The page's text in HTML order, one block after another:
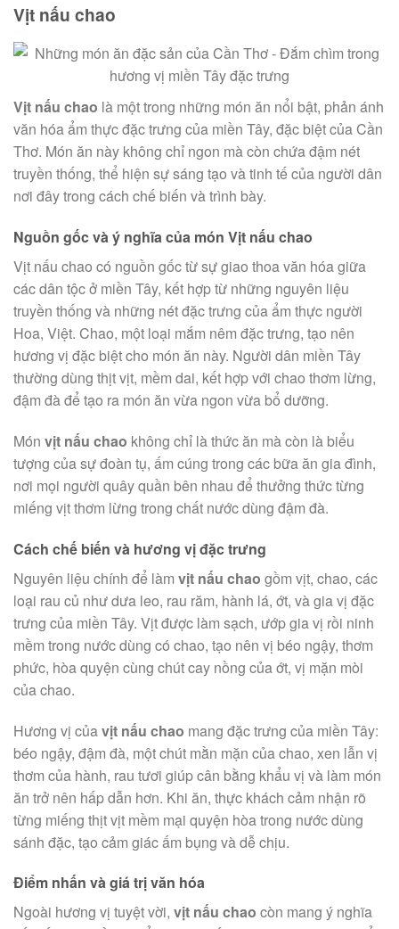
Vịt nấu chao
Vịt nấu chao là một trong những món ăn nổi bật, phản ánh
văn hóa ẩm thực đặc trưng của miền Tây, đặc biệt của Cần
Thơ. Món ăn này không chỉ ngon mà còn chứa đậm nét
truyền thống, thể hiện sự sáng tạo và tinh tế của người dân
nơi đây trong cách chế biến và trình bày.
Nguồn gốc và ý nghĩa của món Vịt nấu chao
Vịt nấu chao có nguồn gốc từ sự giao thoa văn hóa giữa
các dân tộc ở miền Tây, kết hợp từ những nguyên liệu
truyền thống và những nét đặc trưng của ẩm thực người
Hoa, Việt. Chao, một loại mắm nêm đặc trưng, tạo nên
hương vị đặc biệt cho món ăn này. Người dân miền Tây
thường dùng thịt vịt, mềm dai, kết hợp với chao thơm lừng,
đậm đà để tạo ra món ăn vừa ngon vừa bổ dưỡng.
Món vịt nấu chao không chỉ là thức ăn mà còn là biểu
tượng của sự đoàn tụ, ấm cúng trong các bữa ăn gia đình,
nơi mọi người quây quần bên nhau để thưởng thức từng
miếng vịt thơm lừng trong chất nước dùng đậm đà.
Cách chế biến và hương vị đặc trưng
Nguyên liệu chính để làm vịt nấu chao gồm vịt, chao, các
loại rau củ như dưa leo, rau răm, hành lá, ớt, và gia vị đặc
trưng của miền Tây. Vịt được làm sạch, ướp gia vị rồi ninh
mềm trong nước dùng có chao, tạo nên vị béo ngậy, thơm
phức, hòa quyện cùng chút cay nồng của ớt, vị mặn mòi
của chao.
Hương vị củavịt nấu chao mang đặc trưng của miền Tây:
béo ngậy, đậm đà, một chút mằn mặn của chao, xen lẫn vị
thơm của hành, rau tươi giúp cân bằng khẩu vị và làm món
ăn trở nên hấp dẫn hơn. Khi ăn, thực khách cảm nhận rõ
từng miếng thịt vịt mềm mại quyện hòa trong nước dùng
sánh đặc, tạo cảm giác ấm bụng và dễ chịu.
Điểm nhấn và giá trị văn hóa
Ngoài hương vị tuyệt vời, vịt nấu chao còn mang ý nghĩa